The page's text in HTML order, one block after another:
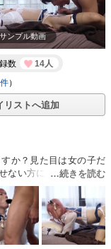
サンプル動画
数
14人
）
リストへ追加
か？見た目は女の子だ
ない方におすすめの“入
デリヘルを利用する男
タイル。玄関での挨拶
ています。その後はシ
キスやフェラへと自然
男性が愛撫。攻守を変